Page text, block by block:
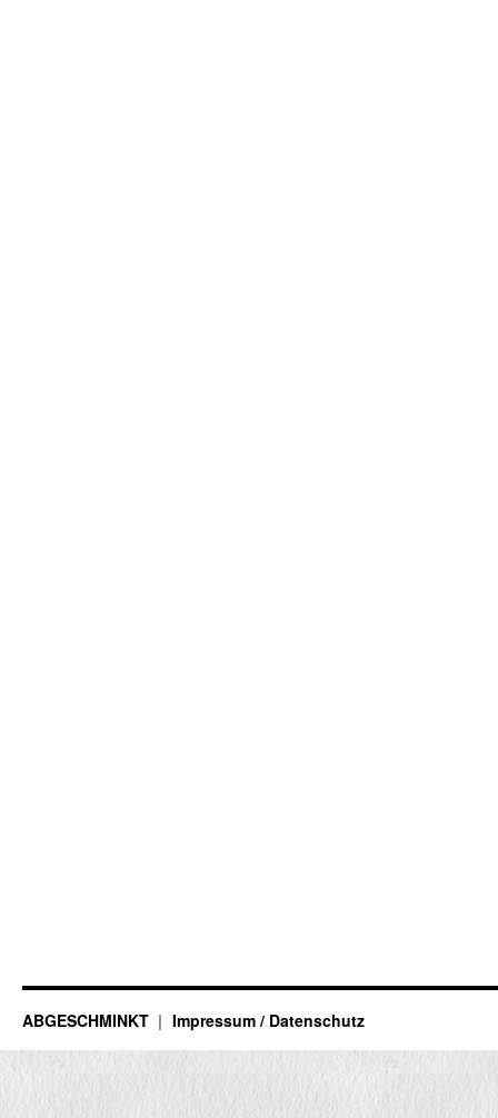
ABGESCHMINKT Impressum / Datenschutz